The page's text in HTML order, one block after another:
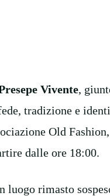
Vivente,
tradizione e
Old
dalle ore 18:00.
luogo rimasto